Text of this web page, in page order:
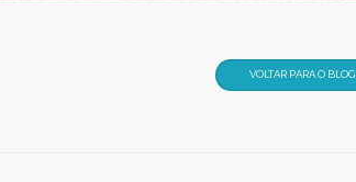
VOLTAR PARA O BLOG